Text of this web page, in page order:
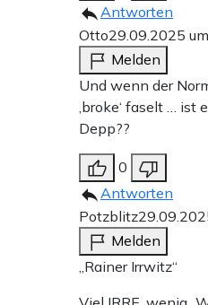
Antworten
Otto29.09.2025
Melden
Und wenn der
‚broke‘ faselt … ist
Depp??
0
Antworten
Potzblitz
Melden
„Rainer Irrwitz“